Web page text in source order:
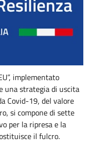
implementato
una strategia di uscita
Covid-19, del valore
si compone di sette
per la ripresa e la
il fulcro.